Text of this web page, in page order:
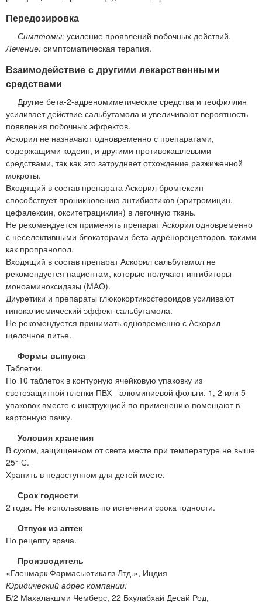
Передозировка
Симптомы: усиление проявлений побочных действий.
Лечение: симптоматическая терапия.
Взаимодействие с другими лекарственными
средствами
Другие бета-2-адреномиметические средства и теофиллин
усиливает действие сальбутамола и увеличивают вероятность
появления побочных эффектов.
Аскорил не назначают одновременно с препаратами,
содержащими кодеин, и другими противокашлевыми
средствами, так как это затрудняет отхождение разжиженной
мокроты.
Входящий в состав препарата Аскорил бромгексин
способствует проникновению антибиотиков (эритромицин,
цефалексин, окситетрациклин) в легочную ткань.
Не рекомендуется применять препарат Аскорил одновременно
с неселективными блокаторами бета-адренорецепторов, такими
как пропранолол.
Входящий в состав препарат Аскорил сальбутамол не
рекомендуется пациентам, которые получают ингибиторы
моноаминоксидазы (МАО).
Диуретики и препараты глюкокортикостероидов усиливают
гипокалиемический эффект сальбутамола.
Не рекомендуется принимать одновременно с Аскорил
щелочное питье.
Формы выпуска
Таблетки.
По 10 таблеток в контурную ячейковую упаковку из
светозащитной пленки ПВХ - алюминиевой фольги. 1, 2 или 5
упаковок вместе с инструкцией по применению помещают в
картонную пачку.
Условия хранения
В сухом, защищенном от света месте при температуре не выше
25° С.
Хранить в недоступном для детей месте.
Срок годности
2 года. Не использовать по истечении срока годности.
Отпуск из аптек
По рецепту врача.
Производитель
«Гленмарк Фармасьютикалз Лтд.», Индия
Юридический адрес компании:
Б/2 Махалакшми Чемберс, 22 Бхулабхай Десай Род,